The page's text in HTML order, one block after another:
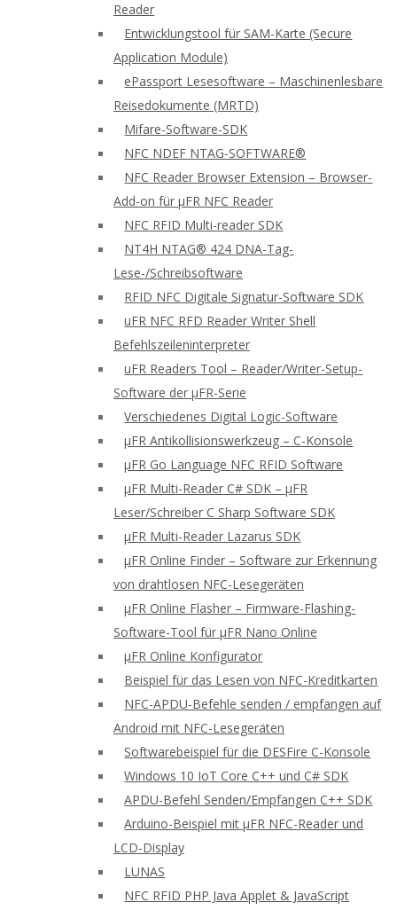
Reader
Entwicklungstool für SAM-Karte (Secure
Application Module)
ePassport Lesesoftware – Maschinenlesbare
Reisedokumente (MRTD)
Mifare-Software-SDK
NFC NDEF NTAG-SOFTWARE®
NFC Reader Browser Extension – Browser-
Add-on für μFR NFC Reader
NFC RFID Multi-reader SDK
NT4H NTAG® 424 DNA-Tag-
Lese-/Schreibsoftware
RFID NFC Digitale Signatur-Software SDK
uFR NFC RFD Reader Writer Shell
Befehlszeileninterpreter
uFR Readers Tool – Reader/Writer-Setup-
Software der μFR-Serie
Verschiedenes Digital Logic-Software
μFR Antikollisionswerkzeug – C-Konsole
μFR Go Language NFC RFID Software
μFR Multi-Reader C# SDK – μFR
Leser/Schreiber C Sharp Software SDK
μFR Multi-Reader Lazarus SDK
μFR Online Finder – Software zur Erkennung
von drahtlosen NFC-Lesegeräten
μFR Online Flasher – Firmware-Flashing-
Software-Tool für μFR Nano Online
μFR Online Konfigurator
Beispiel für das Lesen von NFC-Kreditkarten
NFC-APDU-Befehle senden / empfangen auf
Android mit NFC-Lesegeräten
Softwarebeispiel für die DESFire C-Konsole
Windows 10 IoT Core C++ und C# SDK
APDU-Befehl Senden/Empfangen C++ SDK
Arduino-Beispiel mit μFR NFC-Reader und
LCD-Display
LUNAS
NFC RFID PHP Java Applet & JavaScript